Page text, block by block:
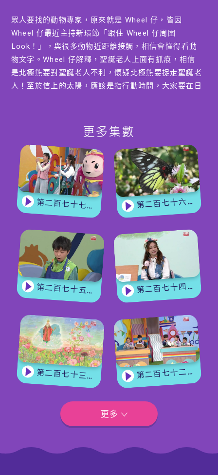
眾人要找的動物專家，原來就是 Wheel 仔，皆因
Wheel 仔最近主持新環節「跟住 Wheel 仔周圍
Look！」，與很多動物近距離接觸，相信會懂得看動
物文字。Wheel 仔解釋，聖誕老人上面有抓痕，相信
是北極熊要對聖誕老人不利，懷疑北極熊要捉走聖誕老
人！至於信上的太陽，應該是指行動時間，大家要在日
園長澔天哥哥利用雞蛋盒以及廁紙筒，製作沙漠場景，
當然少不了 BobieLand 的一眾人物！來吧，一起製作
「Okie Bobie ＆ Friends 在浩瀚的沙漠中把臂遊
玩」！
【跟住Wheel仔周圍Look】
爬蟲類是地球上最古老的陸生脊椎動物,而蜥蜴就是爬
蟲類中最大嘅一群，種類數目超過三千種！今集
Wheel仔會向大家介紹外形特別的松果蜥！
【冷知識】
火山是怎樣形成的？原來是因為板塊活動，令地殼出現
裂縫，地底的岩漿噴出地面形成火山。香港亦有一個糧
已是一億四千萬年前！
更多集數
第二百七十七集 - 【玩轉星期五】 蝴蝶變變變 第二百七十六集 - 【嘉賓來了】 蝴蝶專家
第二百七十五集 - 【手作Easy Job】 盆栽磨菇 【Yummy Time】仲夏蝴蝶粉 第二百七十四集 - 《花神的獎勵》下集
第二百七十三集 - 《花神的獎勵》上集 第二百七十二集 - 【玩轉星期五】眼力大挑戰
更多